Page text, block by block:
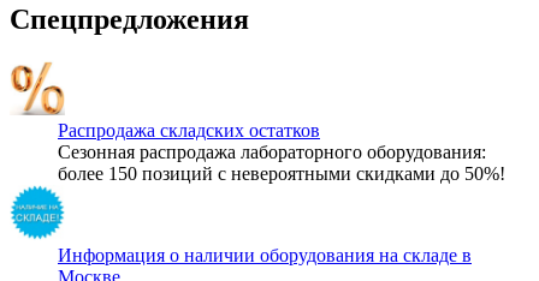
Спецпредложения
Распродажа складских остатков
Сезонная распродажа лабораторного оборудования:
более 150 позиций с невероятными скидками до 50%!
Информация о наличии оборудования на складе в
Москве